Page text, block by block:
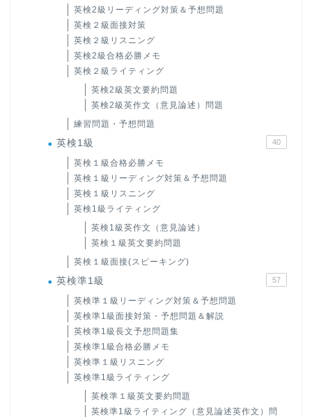
英検2級リーディング対策＆予想問題
英検２級面接対策
英検２級リスニング
英検2級合格必勝メモ
英検２級ライティング
英検2級英文要約問題
英検2級英作文（意見論述）問題
練習問題・予想問題
英検1級 40
英検１級合格必勝メモ
英検１級リーディング対策＆予想問題
英検１級リスニング
英検1級ライティング
英検1級英作文（意見論述）
英検１級英文要約問題
英検１級面接(スピーキング)
英検準1級 57
英検準１級リーディング対策＆予想問題
英検準1級面接対策・予想問題＆解説
英検準1級長文予想問題集
英検準1級合格必勝メモ
英検準１級リスニング
英検準1級ライティング
英検準１級英文要約問題
英検準1級ライティング（意見論述英作文）問